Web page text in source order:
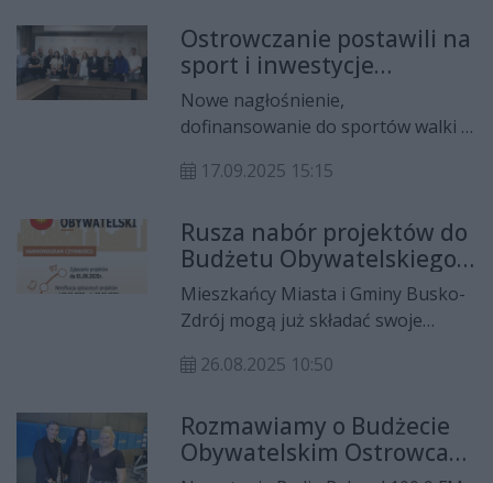
głosowania w Budżecie
Obywatelskim Ostrowca Św. Nie
zabrakło też informacji o
nadchodzących wyborach do
Młodzieżowej Rady Miasta –
poznaliśmy harmonogram i zasady,
będą mogli aktywnie włączyć się w
życie miasta. Link do wywiadu
Ostrowczanie postawili na
sport i inwestycje
sportowe w Budżecie
Obywatelskim
Nowe nagłośnienie,
dofinansowanie do sportów walki i
pomysły będą m.in. zrealizowane w
ostrowieckiego Budżetu
Obywatelskiego.
17.09.2025 15:15
Rusza nabór projektów do
Budżetu Obywatelskiego
2026 w Busku-Zdroju
Mieszkańcy Miasta i Gminy Busko-
Zdrój mogą już składać swoje
Obywatelskiego na rok 2026. Do
przeznaczono 300 000 zł, które
zostaną rozdysponowane na
26.08.2025 10:50
Rozmawiamy o Budżecie
Obywatelskim Ostrowca